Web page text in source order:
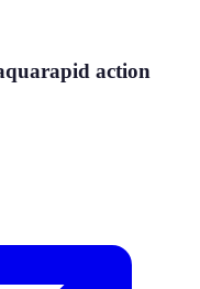
action